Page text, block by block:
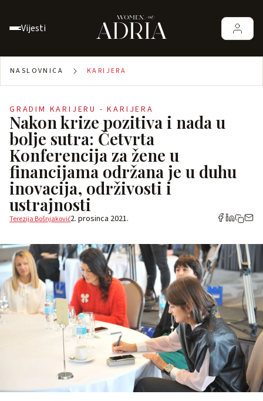
Vijesti
NASLOVNICA KARIJERA
GRADIM KARIJERU - KARIJERA
Nakon krize pozitiva i nada u
bolje sutra: Četvrta
Konferencija za žene u
financijama održana je u duhu
inovacija, održivosti i
ustrajnosti
Terezija Bošnjaković2. prosinca 2021.